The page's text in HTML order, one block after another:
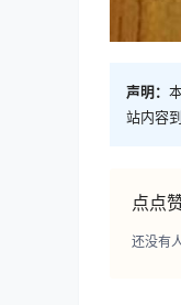
声明：
站内容
点点
还没有